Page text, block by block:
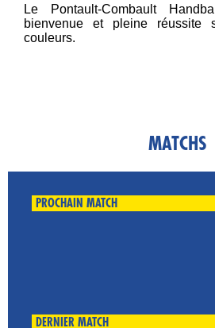
Le Pontault-Combault
bienvenue et pleine réussite
couleurs.
MATCHS
PROCHAIN MATCH
DERNIER MATCH